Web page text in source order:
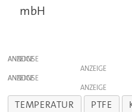
mbH
ANZEIGE
ANZEIGE
ANZEIGE
ANZEIGE
TEMPERATUR PTFE